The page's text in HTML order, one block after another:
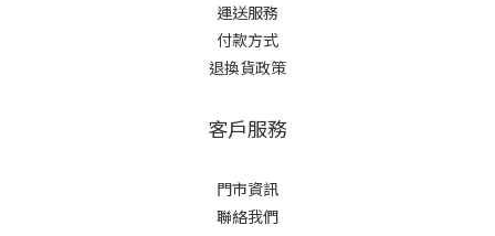
運送服務
付款方式
退換貨政策
客戶服務
門市資訊
聯絡我們